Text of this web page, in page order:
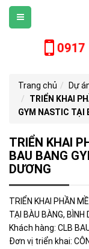
0917
Trang chủ
Dự
TRIỂN KHAI
GYM NASTIC TẠI
TRIỂN KHAI
BAU BANG
DƯƠNG
TRIỂN KHAI PHẦN
TẠI BÀU BÀNG, BÌNH
Khách hàng: CLB
Đơn vị triển khai: